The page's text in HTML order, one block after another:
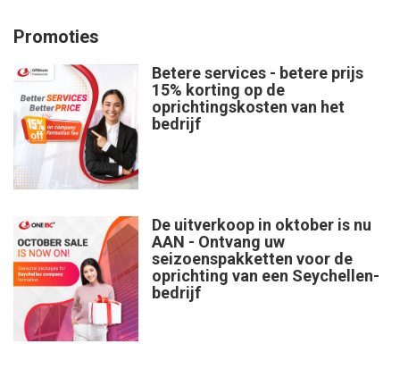
Promoties
Betere services - betere prijs
15% korting op de
oprichtingskosten van het
bedrijf
De uitverkoop in oktober is nu
AAN - Ontvang uw
seizoenspakketten voor de
oprichting van een Seychellen-
bedrijf